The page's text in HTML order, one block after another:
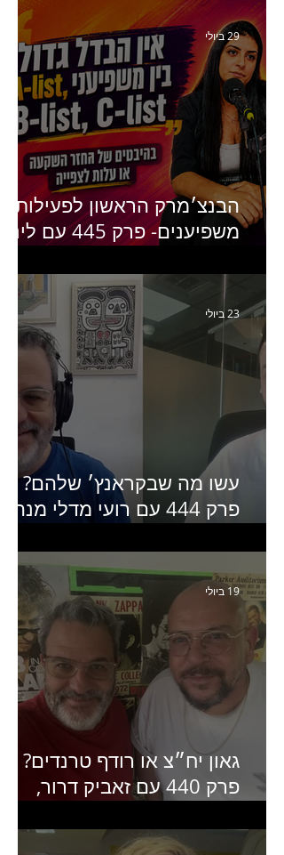
היוצרים של טיקטוק
הבנצ׳מרק הראשון לפעילות
משפיענים- פרק 445 עם לינוי
Humanz ישראל
29 ביולי
עשו מה שבקראנץ׳ שלהם?
פרק 444 עם רועי מדלי מנהל
האחרון של קראנץ׳
23 ביולי
גאון יח״צ או רודף טרנדים?
פרק 440 עם זאביק דרור,
ותקשורת
19 ביולי